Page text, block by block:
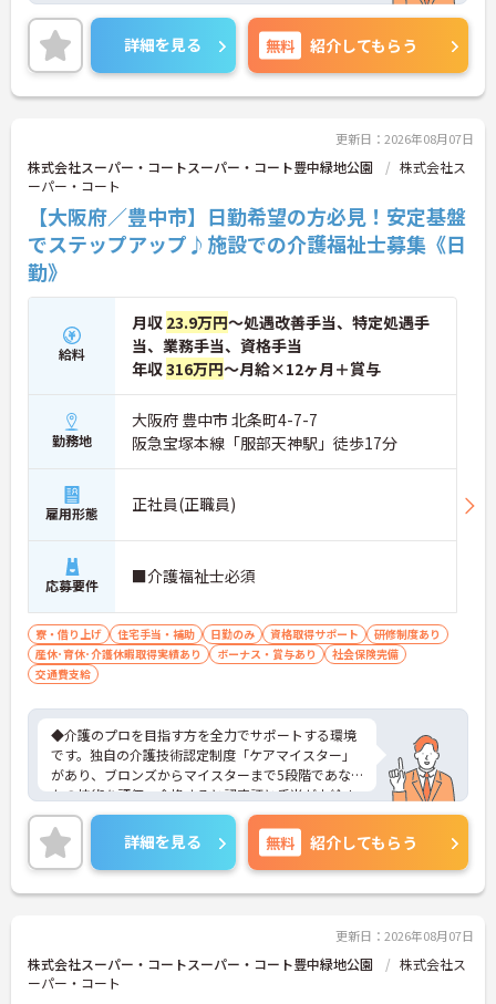
り、スタッフと直接意見交換をしています
【育児・家庭との両立を本気でサポートしている職
場です】
・育休取得率100%・育休後就業復帰率100%と、育
児と仕事を両立できる体制が整っています
・「くるみん」「えるぼし」「トモニン」の3つの
厚生労働省認定を取得しており、ライフステージに
合わせた長期就業が実現できる職場です
従来型の特養ですが、外観も内装も非常に綺麗な施
設です♪
職員の方々は男性の方が多く、平均年齢は30～40代
が活躍しております！
最寄り駅からも近く、住宅手当などの待遇面も手厚
ご興味ある方は、是非お気軽にご相談ください！面
接のポイントなど、さらに詳細をお話致します。
詳細を見る 無料 紹介してもらう
更新日：2026年08月07日
株式会社スーパー・コートスーパー・コート豊中緑地公園
株式会社ス
ーパー・コート
【大阪府／豊中市】日勤希望の方必見！安定基盤
でステップアップ♪施設での介護福祉士募集《日
勤》
給料
月収 23.9万円～処遇改善手当、特定処遇手
当、業務手当、資格手当
年収316万円～月給×12ヶ月＋賞与
勤務地
大阪府 豊中市 北条町4-7-7
阪急宝塚本線「服部天神駅」徒歩17分
雇用形態 正社員(正職員)
応募要件 ■介護福祉士必須
寮・借り上げ 住宅手当・補助 日勤のみ 資格取得サポート
研修制度あり
産休･育休･介護休暇取得実績あり
ボーナス・賞与あり
社会保険完備
交通費支給
◆介護のプロを目指す方を全力でサポートする環境
です。独自の介護技術認定制度「ケアマイスター」
があり、ブロンズからマイスターまで5段階であな
たの技術を評価。合格すると認定証と手当が支給さ
れます。
◆スタッフ同士の繋がりを大切にするため「サンク
スバッジ」という素敵な制度を導入しています。ス
マホやパソコンから、部署や施設を超えた仲間に
「ありがとう」のバッジを送り合う仕組みで、毎月
些細なことでも感謝を伝え合い、認め合えるため、
風通しが良くとてもあたたかい雰囲気の職場です。
また、「もっとこうしたら良くなるかも！」という
現場の小さなアイデアを大切にしており、入社1日
詳細を見る 無料 紹介してもらう
更新日：2026年08月07日
株式会社スーパー・コートスーパー・コート豊中緑地公園
株式会社ス
ーパー・コート